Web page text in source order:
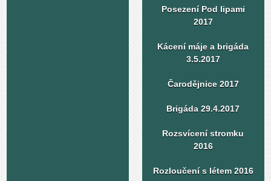
Posezení Pod lipami
2017
Kácení máje a brigáda
3.5.2017
Čarodějnice 2017
Brigáda 29.4.2017
Rozsvícení stromku
2016
Rozloučení s létem 2016